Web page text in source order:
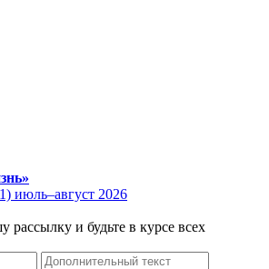
июль–август 2026
и будьте в курсе всех